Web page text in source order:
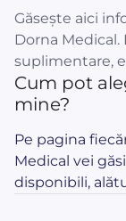
Găsește aici
Dorna Medical.
suplimentare,
Cum pot
mine?
Pe pagina
Medical vei
disponibili,